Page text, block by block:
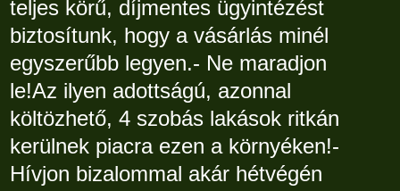
teljes körű, díjmentes ügyintézést
biztosítunk, hogy a vásárlás minél
egyszerűbb legyen.- Ne maradjon
le!Az ilyen adottságú, azonnal
költözhető, 4 szobás lakások ritkán
kerülnek piacra ezen a környéken!-
Hívjon bizalommal akár hétvégén